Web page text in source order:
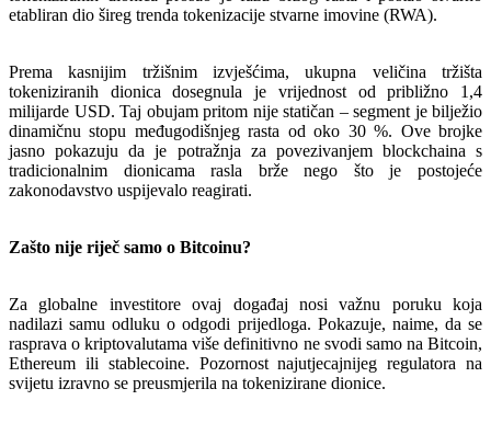
etabliran dio šireg trenda tokenizacije stvarne imovine (RWA).
Prema kasnijim tržišnim izvješćima, ukupna veličina tržišta
tokeniziranih dionica dosegnula je vrijednost od približno 1,4
milijarde USD. Taj obujam pritom nije statičan – segment je bilježio
dinamičnu stopu međugodišnjeg rasta od oko 30 %. Ove brojke
jasno pokazuju da je potražnja za povezivanjem blockchaina s
tradicionalnim dionicama rasla brže nego što je postojeće
zakonodavstvo uspijevalo reagirati.
Zašto nije riječ samo o Bitcoinu?
Za globalne investitore ovaj događaj nosi važnu poruku koja
nadilazi samu odluku o odgodi prijedloga. Pokazuje, naime, da se
rasprava o kriptovalutama više definitivno ne svodi samo na Bitcoin,
Ethereum ili stablecoine. Pozornost najutjecajnijeg regulatora na
svijetu izravno se preusmjerila na tokenizirane dionice.